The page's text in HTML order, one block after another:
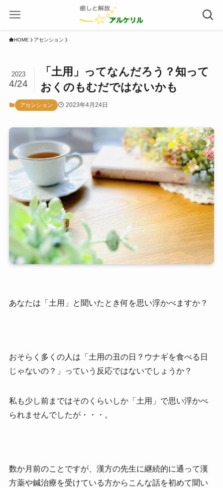
HOME アセンション
「土用」ってなんだろう？知って
おくのもむだではないかも
2023
4/24
アセンション 2023年4月24日
あなたは「土用」と聞いたとき何を思い浮かべますか？
おそらく多くの人は「土用の丑の日？ウナギを食べる日
じゃないの？」っていう反応ではないでしょうか？
私も少し前まではそのくらいしか「土用」で思い浮かべ
られませんでしたが・・・。
数か月前のことですが、漢方の先生に継続的に通って漢
方薬や鍼治療を受けている方からこんな話を初めて聞い